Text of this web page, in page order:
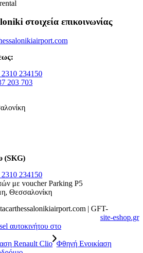
στοιχεία επικοινωνίας
234150
203 703
(SKG)
234150
με voucher Parking P5
Θεσσαλονίκη
| GFT-
site-eshop.gr
αυτοκινήτου στο
Φθηνή Ενοικίαση